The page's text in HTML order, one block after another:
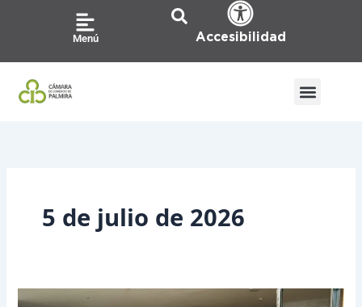
Menú Accesibilidad
5 de julio de 2026
Más